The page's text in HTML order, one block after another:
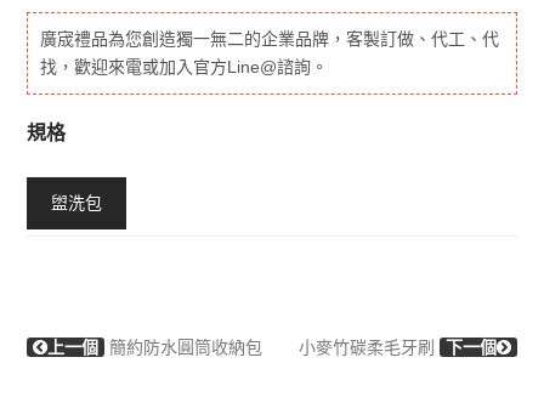
廣宬禮品為您創造獨一無二的企業品牌，客製訂做、代工、代
找，歡迎來電或加入官方Line@諮詢。
規格
盥洗包
上一個 簡約防水圓筒收納包 小麥竹碳柔毛牙刷 下一個